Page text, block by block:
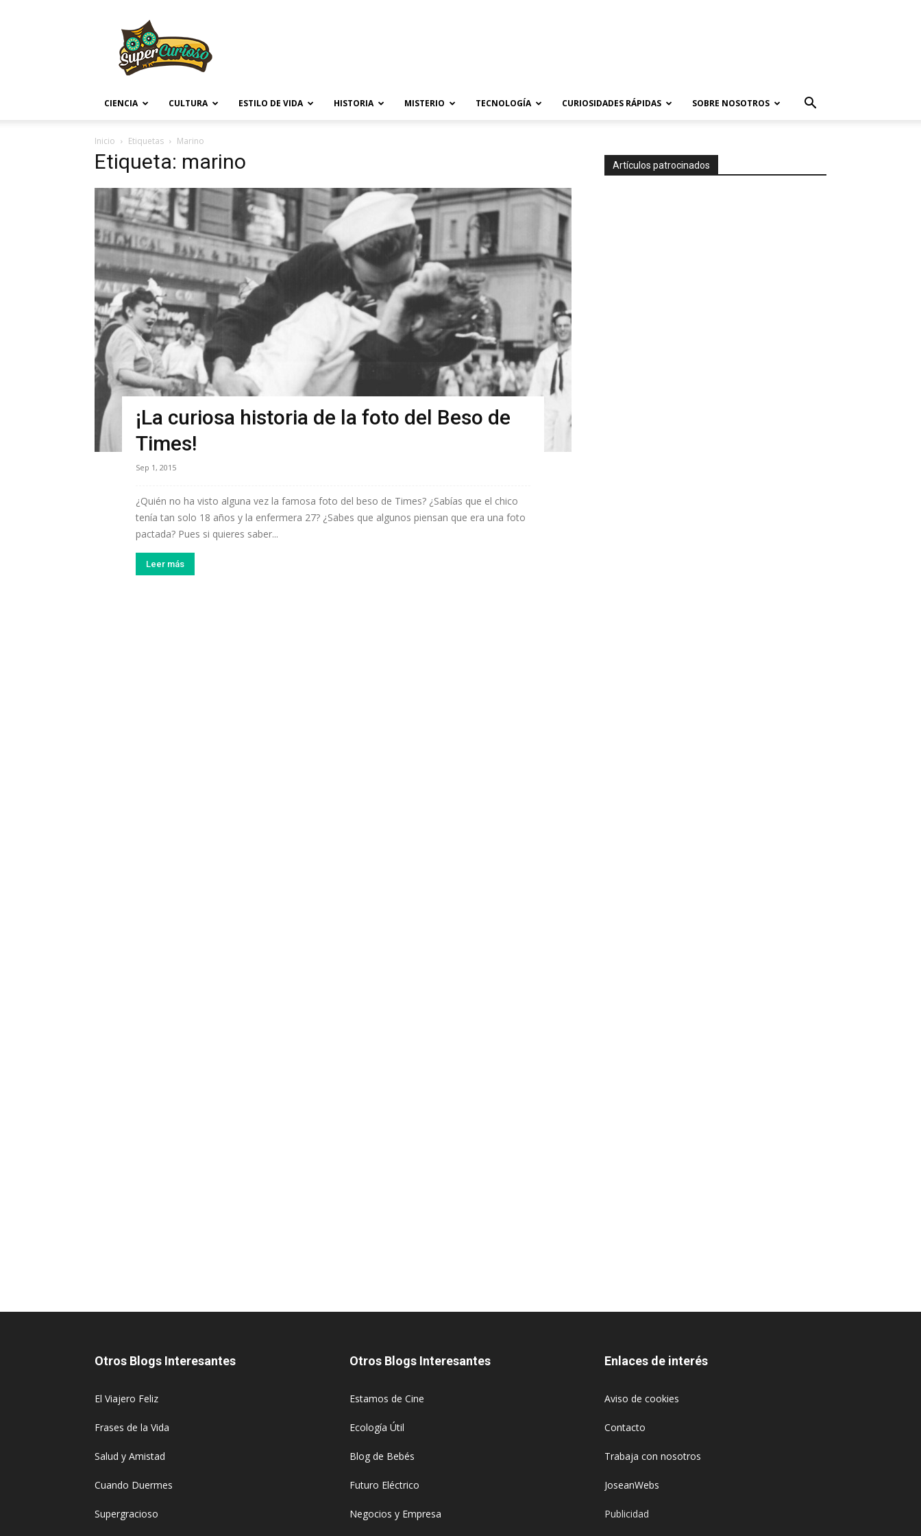
CIENCIA CULTURA ESTILO DE VIDA HISTORIA MISTERIO TECNOLOGÍA CURIOSIDADES RÁPIDAS SOBRE NOSOTROS
Inicio Etiquetas Marino
Etiqueta: marino
¡La curiosa historia de la foto del Beso de
Times!
Sep 1, 2015
¿Quién no ha visto alguna vez la famosa foto del beso de Times? ¿Sabías que el chico
tenía tan solo 18 años y la enfermera 27? ¿Sabes que algunos piensan que era una foto
pactada? Pues si quieres saber...
Leer más
Artículos patrocinados
Otros Blogs Interesantes
El Viajero Feliz
Frases de la Vida
Salud y Amistad
Cuando Duermes
Supergracioso
Otros Blogs Interesantes
Estamos de Cine
Ecología Útil
Blog de Bebés
Futuro Eléctrico
Negocios y Empresa
Enlaces de interés
Aviso de cookies
Contacto
Trabaja con nosotros
JoseanWebs
Publicidad